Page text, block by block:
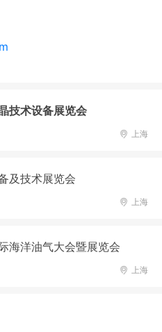
技术设备展览会
上海
及技术展览会
上海
海洋油气大会暨展览会
上海